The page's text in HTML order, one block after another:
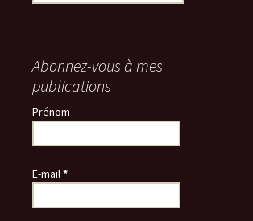
Abonnez-vous à mes
publications
Prénom
E-mail*